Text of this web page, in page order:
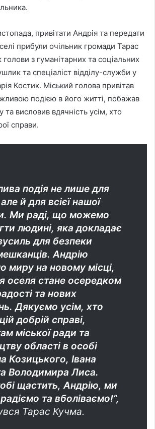
привітати Андрія та передати
прибули очільник громади Тарас
з гуманітарних та соціальних
та спеціаліст відділу-служби у
Костик. Міський голова привітав
подією в його житті, побажав
висловив вдячність усім, хто
справи.
подія не лише для
й для всієї нашої
Ми раді, що можемо
людині, яка докладає
для безпеки
Андрію
миру на новому місці,
оселя стане осередком
та нових
Дякуємо усім, хто
добрій справі,
міської ради та
області в особі
Козицького, Івана
Володимира Лиса.
щастить, Андрію, ми
та вболіваємо!”,
Тарас Кучма.